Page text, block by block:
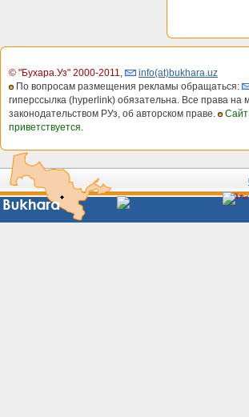
© "Бухара.Уз" 2000-2011,
info(at)bukhara.uz
По вопросам размещения рекламы обращаться:
гиперссылка (hyperlink) обязательна. Все права
законодательством РУз, об авторском праве.
Сайт
приветствуется.
Сайты